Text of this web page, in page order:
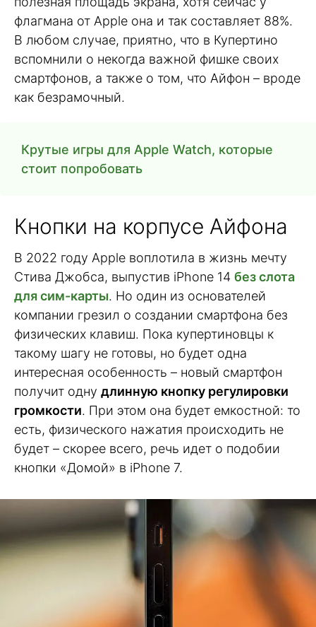
флагмана от Apple она и так составляет 88%.
В любом случае, приятно, что в Купертино
вспомнили о некогда важной фишке своих
смартфонов, а также о том, что Айфон – вроде
как безрамочный.
Крутые игры для Apple Watch, которые
стоит попробовать
Кнопки на корпусе Айфона
В 2022 году Apple воплотила в жизнь мечту
Стива Джобса, выпустив iPhone 14 без слота
для сим-карты. Но один из основателей
компании грезил о создании смартфона без
физических клавиш. Пока купертиновцы к
такому шагу не готовы, но будет одна
интересная особенность – новый смартфон
получит одну длинную кнопку регулировки
громкости. При этом она будет емкостной: то
есть, физического нажатия происходить не
будет – скорее всего, речь идет о подобии
кнопки «Домой» в iPhone 7.